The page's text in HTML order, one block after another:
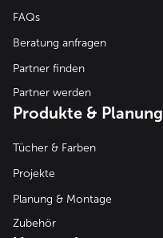
FAQs
Beratung anfragen
Partner finden
Partner werden
Produkte & Planung
Tücher & Farben
Projekte
Planung & Montage
Zubehör